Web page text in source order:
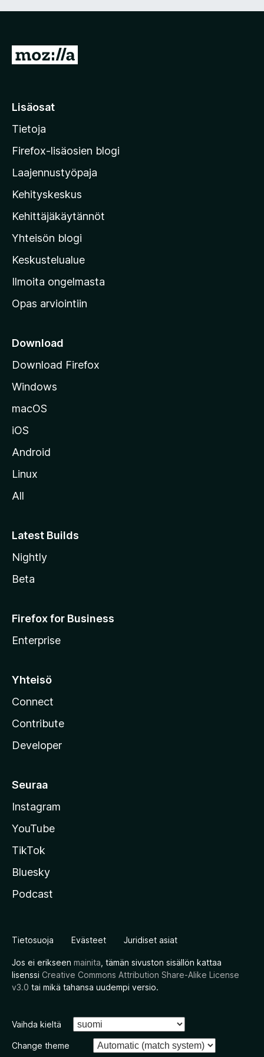
S
S
r
y
M
z
i
l
a
n
v
r
k
s
i
s
t
l
Lisäosat
Tietoja
Firefox-lisäosien blogi
Laajennustyöpaja
Kehityskeskus
Kehittäjäkäytännöt
Yhteisön blogi
Keskustelualue
Ilmoita ongelmasta
Opas arviointiin
Download
Download Firefox
Windows
macOS
iOS
Android
Linux
All
Latest Builds
Nightly
Beta
Firefox for Business
Enterprise
Yhteisö
Connect
Contribute
Developer
Seuraa
Instagram
YouTube
TikTok
Bluesky
Podcast
Tietosuoja Evästeet Juridiset asiat
Jos ei erikseen mainita , tämän sivuston sisällön kattaa
lisenssi Creative Commons Attribution Share-Alike License
v3.0 tai mikä tahansa uudempi versio.
Vaihda kieltä
Change theme